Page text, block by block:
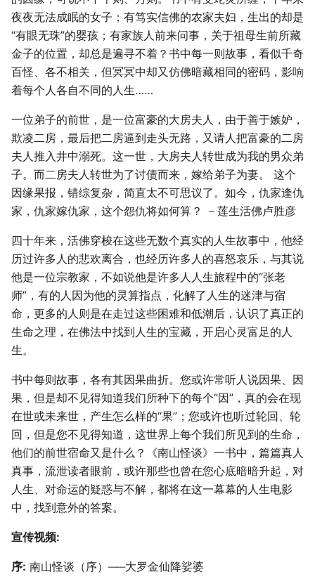
夜夜无法成眠的女子；有笃实信佛的农家夫妇，生出的却是
“有眼无珠”的婴孩；有家族人前来问事，关于祖母生前所藏
金子的位置，却总是遍寻不着？书中每一则故事，看似千奇
百怪、各不相关，但冥冥中却又仿佛暗藏相同的密码，影响
着每个人各自不同的人生……
一位弟子的前世，是一位富豪的大房夫人，由于善于嫉妒，
欺凌二房，最后把二房逼到走头无路，又请人把富豪的二房
夫人推入井中溺死。这一世，大房夫人转世成为我的男众弟
子。而二房夫人转世为了讨债而来，嫁给弟子为妻。 这个
因缘果报，错综复杂，简直太不可思议了。如今，仇家逢仇
家，仇家嫁仇家，这个怨仇将如何算？ －莲生活佛卢胜彦
四十年来，活佛穿梭在这些无数个真实的人生故事中，他经
历过许多人的悲欢离合，也经历许多人的喜怒哀乐，与其说
他是一位宗教家，不如说他是许多人人生旅程中的“张老
师”，有的人因为他的灵算指点，化解了人生的迷津与宿
命，更多的人则是在走过这些困难和低潮后，认识了真正的
生命之理，在佛法中找到人生的宝藏，开启心灵富足的人
生。
书中每则故事，各有其因果曲折。您或许常听人说因果、因
果，但是却不见得知道我们所种下的每个“因”，真的会在现
在世或未来世，产生怎么样的“果”；您或许也听过轮回、轮
回，但是您不见得知道，这世界上每个我们所见到的生命，
他们的前世宿命又是什么？《南山怪谈》一书中，篇篇真人
真事，流泄读者眼前，或许那些也曾在您心底暗暗升起，对
人生、对命运的疑惑与不解，都将在这一幕幕的人生电影
中，找到意外的答案。
宣传视频:
序: 南山怪谈（序）──大罗金仙降娑婆